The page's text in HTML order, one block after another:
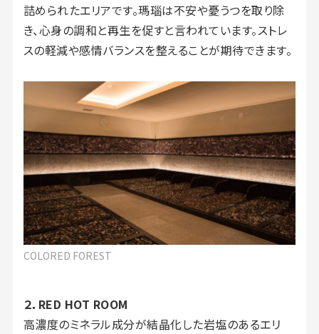
詰められたエリアです。瑪瑙は不安や憂うつを取り除
き、心身の調和と再生を促すと言われています。ストレ
スの軽減や感情バランスを整えることが期待できます。
COLORED FOREST
２．RED HOT ROOM
高濃度のミネラル成分が結晶化した岩塩のあるエリ